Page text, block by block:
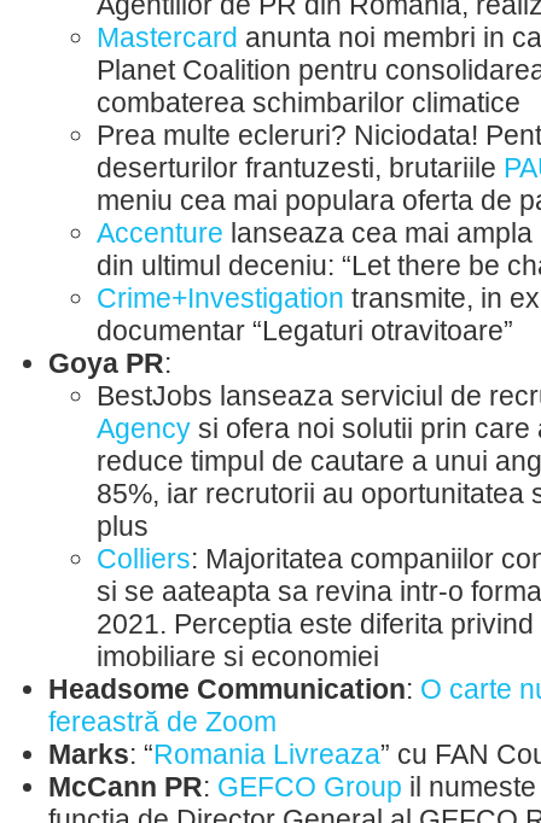
Mastercard anunta noi membri in
Planet Coalition pentru
combaterea schimbarilor climatice
Prea multe ecleruri? Niciodata!
deserturilor frantuzesti, brutariile
meniu cea mai populara oferta de
Accenture lanseaza cea mai
din ultimul deceniu: “Let there be
Crime+Investigation transmite, in
documentar “Legaturi otravitoare”
Goya PR:
BestJobs lanseaza serviciul de
Agency si ofera noi solutii prin care
reduce timpul de cautare a unui
85%, iar recrutorii au oportunitatea
plus
Colliers: Majoritatea companiilor
si se aateapta sa revina intr-o
2021. Perceptia este diferita
imobiliare si economiei
Headsome Communication: O carte
fereastră de Zoom
Marks: “Romania Livreaza” cu FAN
McCann PR: GEFCO Group il